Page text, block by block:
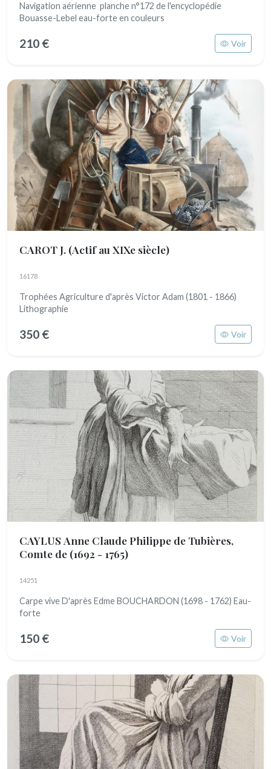
Navigation aérienne planche n°172 de l'encyclopédie
Bouasse-Lebel eau-forte en couleurs
210 € Voir
CAROT J. (Actif au XIXe siècle)
16178
Trophées Agriculture d'après Victor Adam (1801 - 1866)
Lithographie
350 € Voir
CAYLUS Anne Claude Philippe de Tubières,
Comte de (1692 - 1765)
14251
Carpe vive D'après Edme BOUCHARDON (1698 - 1762) Eau-
forte
150 € Voir